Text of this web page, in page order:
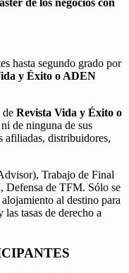
hasta segundo grado por
y Éxito o ADEN
de Revista Vida y Éxito o
ni de ninguna de sus
afiliadas, distribuidores,
Trabajo de Final
Defensa de TFM. Sólo se
al destino para
tasas de derecho a